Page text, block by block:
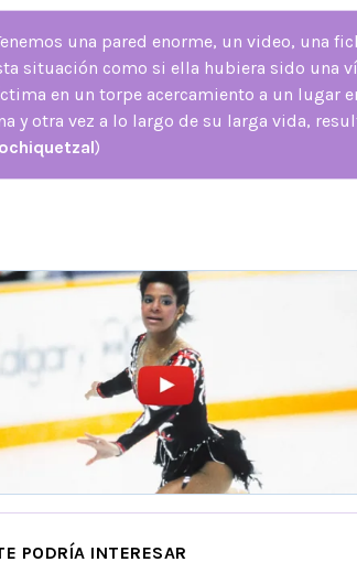
una pared enorme, un video, una
situación como si ella hubiera sido una
en un torpe acercamiento a un lugar
y otra vez a lo largo de su larga vida,
)
PODRÍA INTERESAR